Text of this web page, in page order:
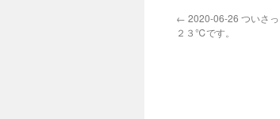
← 2020-06-26 ついさ
２３℃です。